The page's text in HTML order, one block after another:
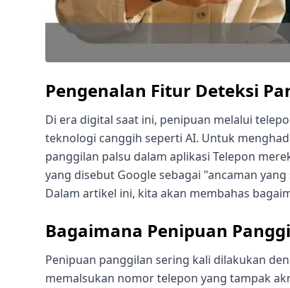
Pengenalan Fitur Deteksi
Di era digital saat ini, penipuan melalui
teknologi canggih seperti AI. Untuk
panggilan palsu dalam aplikasi Telepon
yang disebut Google sebagai "ancaman
Dalam artikel ini, kita akan membahas
Bagaimana Penipuan
Penipuan panggilan sering kali dilakukan
memalsukan nomor telepon yang tampak